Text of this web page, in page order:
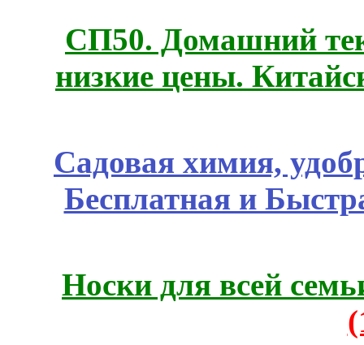
СП50. Домашний
низкие цены.
Садовая химия,
Бесплатная и
Носки для всей